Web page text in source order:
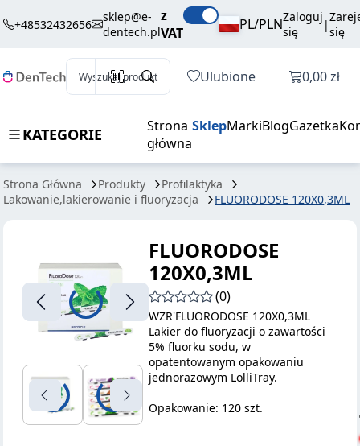
+48532432656
sklep@e-
dentech.pl
z
VAT
PL/PLNZaloguj
się
|się
Wyszukaj produkt Ulubione Otwórz
0,00 zł
KATEGORIE
Strona
główna
SklepMarkiBlogGazetka
Strona Główna Produkty
Profilaktyka
Lakowanie,lakierowanie i fluoryzacja
FLUORODOSE 120X0,3ML
120X0,3ML
brutto / szt.
FLUORODOSE
120X0,3ML
(0)
WZR'FLUORODOSE 120X0,3ML
Lakier do fluoryzacji o zawartości
5% fluorku sodu, w
opatentowanym opakowaniu
jednorazowym LolliTray.
Opakowanie: 120 szt.